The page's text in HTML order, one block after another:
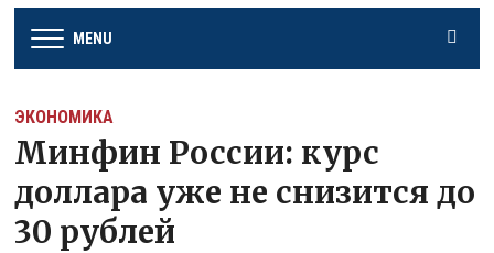
MENU
ЭКОНОМИКА
Минфин России: курс
доллара уже не снизится до
30 рублей